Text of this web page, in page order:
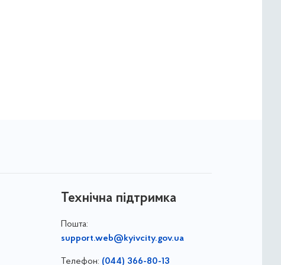
Технічна підтримка
Пошта:
support.web@kyivcity.gov.ua
Телефон: (044) 366-80-13